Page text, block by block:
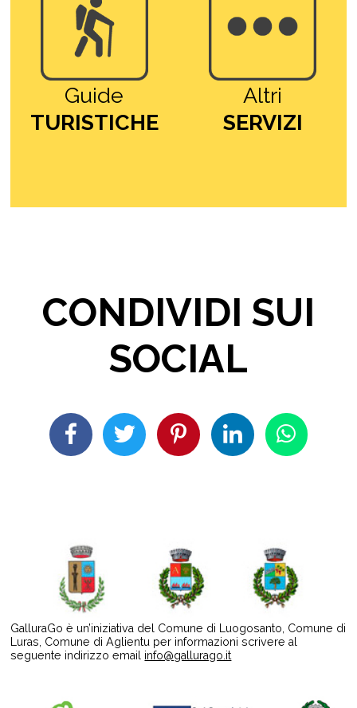
Guide
TURISTICHE
Altri
SERVIZI
CONDIVIDI SUI
SOCIAL
GalluraGo è un’iniziativa del Comune di Luogosanto, Comune di
Luras, Comune di Aglientu per informazioni scrivere al
seguente indirizzo email info@gallurago.it